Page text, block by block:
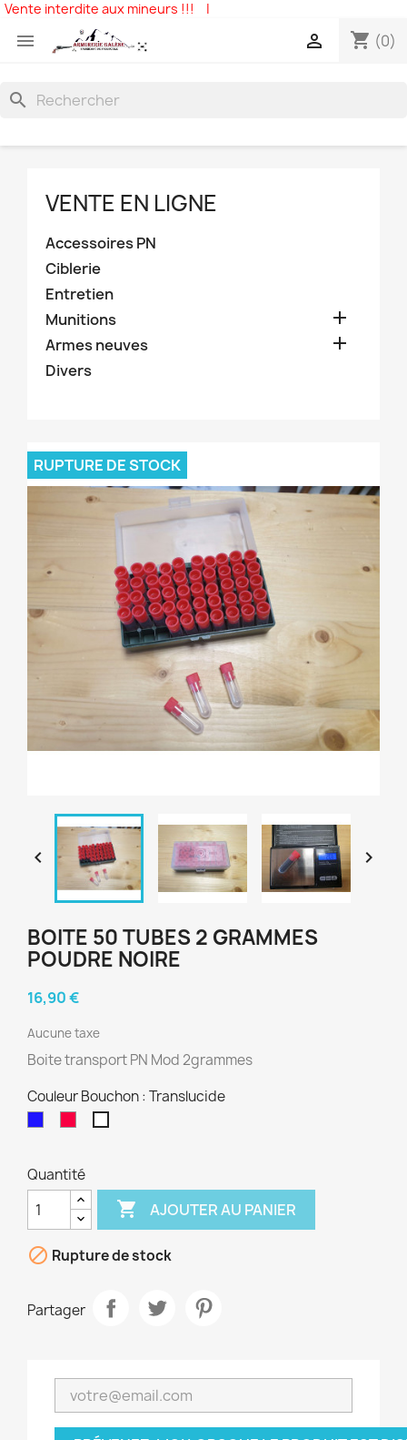
Vente interdite aux mineurs !!! |
 shopping_cart (0)

search
VENTE EN LIGNE
Accessoires PN
Ciblerie
Entretien
Munitions

Armes neuves 
Divers
RUPTURE DE STOCK
 
BOITE 50 TUBES 2 GRAMMES
POUDRE NOIRE
16,90 €
Aucune taxe
Boite transport PN Mod 2grammes
Couleur Bouchon : Translucide
Quantité
 AJOUTER AU PANIER
 Rupture de stock
Partager